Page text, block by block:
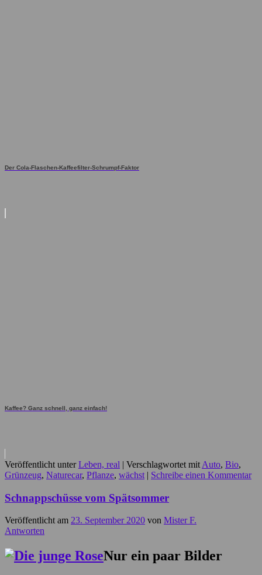
Der Cola-Flaschen-Kaffeefilter-Schrumpf-Faktor
Kaffee? Ganz schnell, ganz einfach!
Veröffentlicht unter Leben, real | Verschlagwortet mit Auto, Bio,
Grünzeug, Naturecar, Pflanze, wächst | Schreibe einen Kommentar
Schnappschüsse vom Spätsommer
Veröffentlicht am 23. September 2020 von Mister F.
Antworten
Nur ein paar Bilder